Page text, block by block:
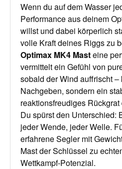
Wenn du auf dem Wasser
Performance aus deinem
willst und dabei körperlich
volle Kraft deines Riggs zu
Optimax MK4 Masteine
vermittelt ein Gefühl von
sobald der Wind auffrischt
Nachgeben, sondern ein
reaktionsfreudiges
Du spürst den Unterschied:
jeder Wende, jeder Welle.
erfahrene Segler mit
Mast der Schlüssel zu
Wettkampf‑Potenzial.